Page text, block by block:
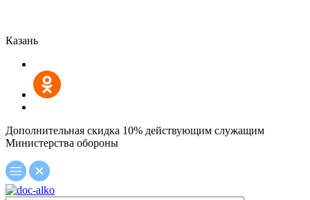
Казань
Дополнительная скидка 10% действующим служащим
Министерства обороны